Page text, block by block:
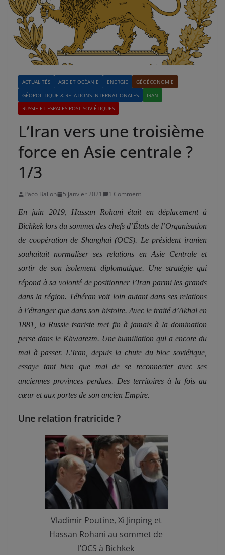
ACTUALITÉS ASIE ET OCÉANIE ENERGIE
GÉOÉCONOMIE
GÉOPOLITIQUE & RELATIONS INTERNATIONALES
IRAN
RUSSIE ET ESPACES POST-SOVIÉTIQUES
L’Iran vers une troisième
force en Asie centrale ?
1/3
Paco Ballon 5 janvier 2021 1 Comment
En juin 2019, Hassan Rohani était en déplacement à
Bichkek lors du sommet des chefs d’États de l’Organisation
de coopération de Shanghai (OCS). Le président iranien
souhaitait normaliser ses relations en Asie Centrale et
sortir de son isolement diplomatique. Une stratégie qui
répond à sa volonté de positionner l’Iran parmi les grands
dans la région. Téhéran voit loin autant dans ses relations
à l’étranger que dans son histoire. Avec le traité d’Akhal en
1881, la Russie tsariste met fin à jamais à la domination
perse dans le Khwarezm. Une humiliation qui a encore du
mal à passer. L’Iran, depuis la chute du bloc soviétique,
essaye tant bien que mal de se reconnecter avec ses
anciennes provinces perdues. Des territoires à la fois au
cœur et aux portes de son ancien Empire.
Une relation fratricide ?
Vladimir Poutine, Xi Jinping et
Hassan Rohani au sommet de
l’OCS à Bichkek